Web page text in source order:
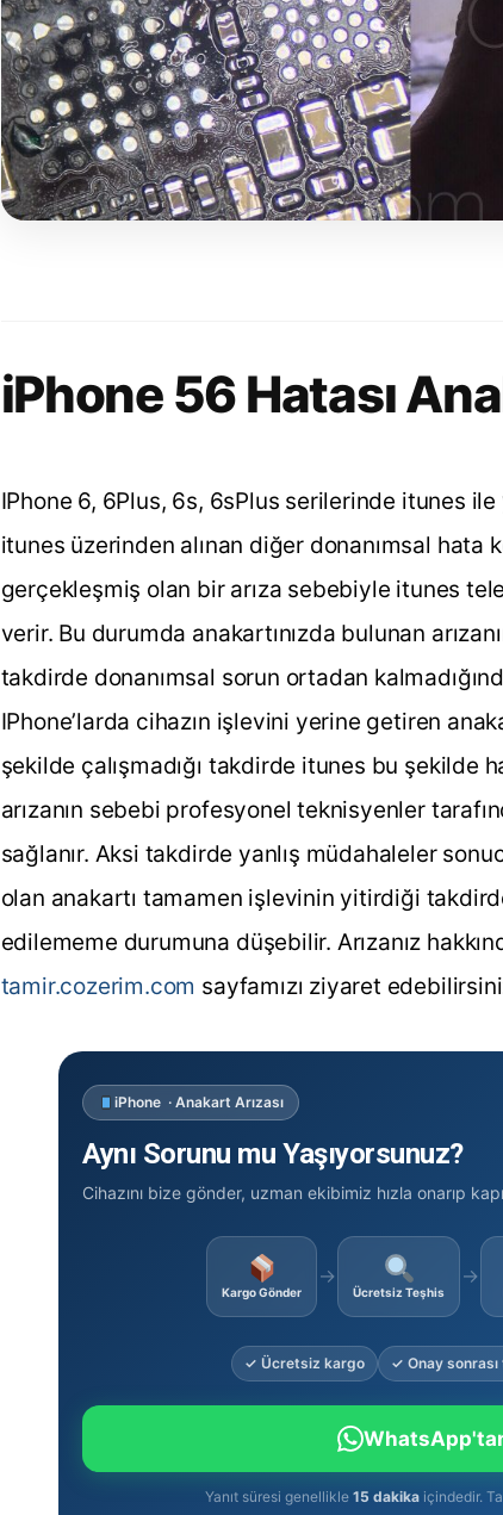
iPhone 56 Hatası
IPhone 6, 6Plus, 6s, 6sPlus serilerinde itunes ile
itunes üzerinden alınan diğer donanımsal hata
gerçekleşmiş olan bir arıza sebebiyle itunes
verir. Bu durumda anakartınızda bulunan
takdirde donanımsal sorun ortadan
IPhone’larda cihazın işlevini yerine getiren
şekilde çalışmadığı takdirde itunes bu şekilde
arızanın sebebi profesyonel teknisyenler
sağlanır. Aksi takdirde yanlış müdahaleler
olan anakartı tamamen işlevinin yitirdiği
edilememe durumuna düşebilir. Arızanız
tamir.cozerim.com sayfamızı ziyaret
iPhone · Anakart Arızası
Aynı Sorunu mu Yaşıyorsunuz?
Cihazını bize gönder, uzman ekibimiz hızla onarıp
Kargo Gönder
→
Ücretsiz Teşhis
→
✓ Ücretsiz kargo ✓ Onay
Yanıt süresi genellikle15 dakika içindedir.